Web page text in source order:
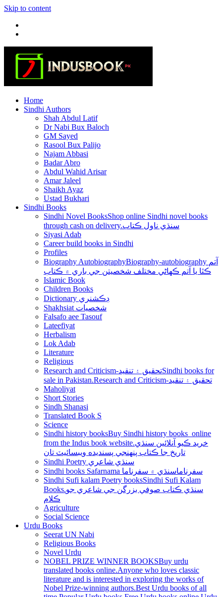
Skip to content
Home
Sindhi Authors
Shah Abdul Latif
Dr Nabi Bux Baloch
GM Sayed
Rasool Bux Palijo
Najam Abbasi
Badar Abro
Abdul Wahid Arisar
Amar Jaleel
Shaikh Ayaz
Ustad Bukhari
Sindhi Books
Sindhi Novel BooksShop online Sindhi novel books
through cash on delivery.سنڌي ناول ڪتاب
Siyasi Adab
Career build books in Sindhi
Profiles
Biography AutobiographyBiography-autobiography آتم
ڪٿا يا آتم ڪھاڻي مختلف شخصيتن جي باري ۾ ڪتاب
Islamic Book
Children Books
Dictionary ڊڪشنري
Shakhsiat شخصيات
Falsafo aee Tasouf
Lateefiyat
Herbalism
Lok Adab
Literature
Religious
Research and Criticism-تحقيق ۽ تنقيدSindhi books for
sale in Pakistan.Research and Criticism-تحقيق ۽ تنقيد
Maholiyat
Short Stories
Sindh Shanasi
Translated Book S
Science
Sindhi history booksBuy Sindhi history books online
from the Indus book website.خريد ڪيو آنلائين سنڌي
تاريخ جا ڪتاب پنھنجي پسنديده ويبسائيٽ تان
Sindhi Poetry سنڌي شاعري
Sindhi books Safarnama سفرناماسنڌي ۾ سفرناما
Sindhi Sufi kalam Poetry booksSindhi Sufi Kalam
Books.سنڌي ڪتاب صوفي بزرگن جي شاعري جو
ڪلام
Agriculture
Social Science
Urdu Books
Seerat UN Nabi
Religious Books
Novel Urdu
NOBEL PRIZE WINNER BOOKSBuy urdu
translated books online.Anyone who loves classic
literature and is interested in exploring the works of
Nobel Prize-winning authors.Best Urdu books of all